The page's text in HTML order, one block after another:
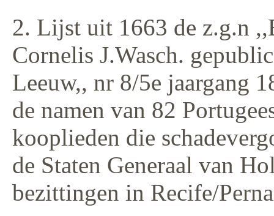
2. Lijst uit 1663 de z.g.n
Cornelis J.Wasch.
Leeuw,, nr 8/5e jaargang
de namen van 82
kooplieden die
de Staten Generaal van
bezittingen in Recife/